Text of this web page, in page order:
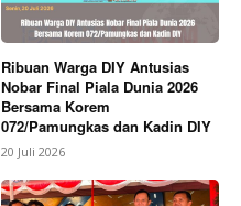
Ribuan Warga DIY Antusias
Nobar Final Piala Dunia 2026
Bersama Korem
072/Pamungkas dan Kadin DIY
20 Juli 2026